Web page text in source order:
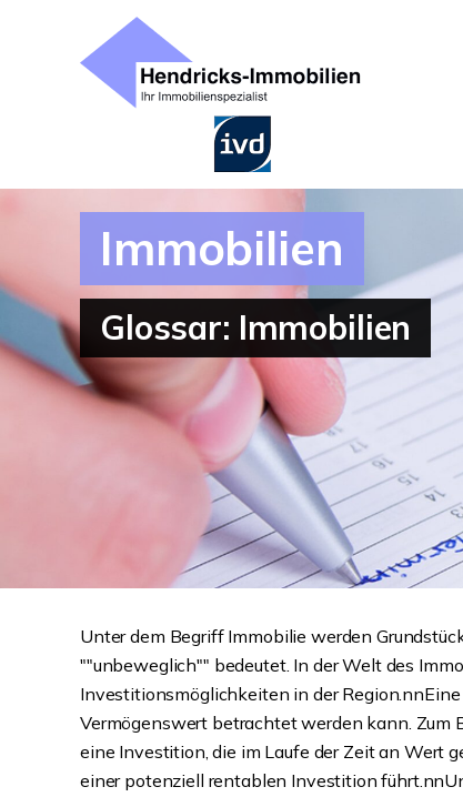
Immobilien
Glossar: Immobilien
Unter dem Begriff Immobilie werden
""unbeweglich"" bedeutet. In der Welt des
Investitionsmöglichkeiten in der
Vermögenswert betrachtet werden kann. Zum
eine Investition, die im Laufe der Zeit an Wert
einer potenziell rentablen Investition